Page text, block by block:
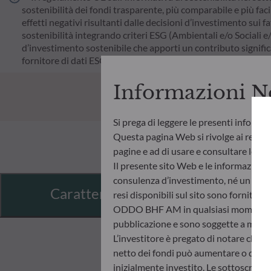
sostenibilità dei fondi trasparente, più comparabile e più
effetti negativi risultanti dalle decisioni d’investimento sui
sostenibilità integrando criteri ESG (Ambientali e/o Sociali
d’investimento sostenibile che apporti un contributo
fornitore di dati ESG esterno della Società di gestione.
Caratteristiche
Informazioni
Si prega di leggere le presenti
Questa pagina Web si rivolge ai
pagine e ad di usare e consultare le
Il presente sito Web e le
consulenza d’investimento, né un
resi disponibili sul sito sono fornite
ODDO BHF AM in qualsiasi
pubblicazione e sono soggette a
L’investitore è pregato di notare che
netto dei fondi può aumentare o
inizialmente investito. Le